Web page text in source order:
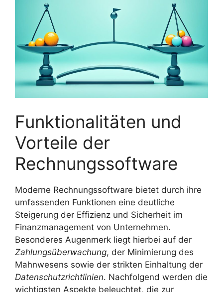
Funktionalitäten und
Vorteile der
Rechnungssoftware
Moderne Rechnungssoftware bietet durch ihre
umfassenden Funktionen eine deutliche
Steigerung der Effizienz und Sicherheit im
Finanzmanagement von Unternehmen.
Besonderes Augenmerk liegt hierbei auf der
Zahlungsüberwachung, der Minimierung des
Mahnwesens sowie der strikten Einhaltung der
Datenschutzrichtlinien. Nachfolgend werden die
wichtigsten Aspekte beleuchtet, die zur